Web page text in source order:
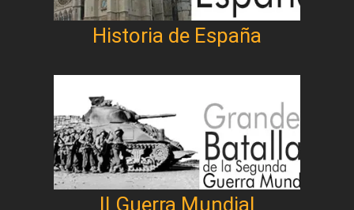
Historia de España
II Guerra Mundial